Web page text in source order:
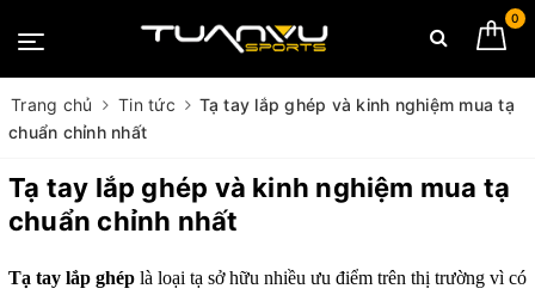
0
Trang chủ Tin tức
Tạ tay lắp ghép và kinh nghiệm mua tạ
chuẩn chỉnh nhất
Tạ tay lắp ghép và kinh nghiệm mua tạ
chuẩn chỉnh nhất
Tạ tay lắp ghép là loại tạ sở hữu nhiều ưu điểm trên thị trường vì có